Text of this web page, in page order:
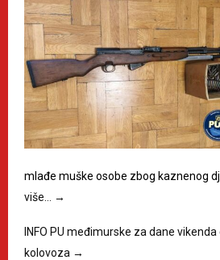
mlađe muške osobe zbog kaznenog
više…
→
INFO PU međimurske za dane vikenda
kolovoza →